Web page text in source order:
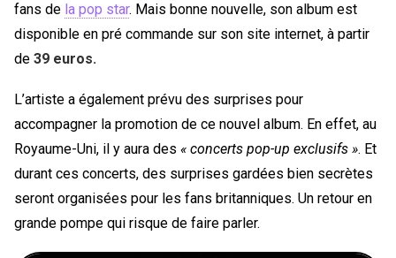
fans de la pop star. Mais bonne nouvelle, son album est
disponible en pré commande sur son site internet, à partir
de 39 euros.
L’artiste a également prévu des surprises pour
accompagner la promotion de ce nouvel album. En effet, au
Royaume-Uni, il y aura des « concerts pop-up exclusifs ». Et
durant ces concerts, des surprises gardées bien secrètes
seront organisées pour les fans britanniques. Un retour en
grande pompe qui risque de faire parler.